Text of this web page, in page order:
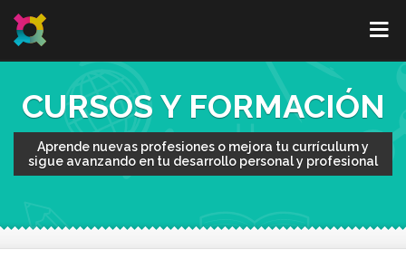
CURSOS Y FORMACIÓN
Aprende nuevas profesiones o mejora tu currículum y
sigue avanzando en tu desarrollo personal y profesional